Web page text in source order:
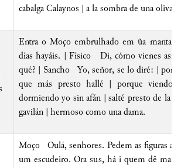
cabalga Calaynos | a la sombra de una oliva
Entra o Moço embrulhado em ũa
días hayáis. | Físico Di, cómo vienes así |
qué? | Sancho Yo, señor, se lo diré: | por
que más presto hallé | porque viendo
dormiendo yo sin afán | salté presto de la
gavilán | hermoso como una dama.
Moço Oulá, senhores. Pedem as figuras
um escudeiro. Ora sus, há i quem dê